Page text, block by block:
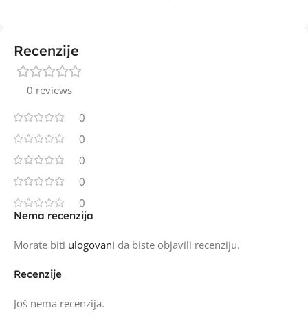
Recenzije
0 reviews
0
0
0
0
0
Recenzije
Još nema recenzija.
Nema recenzija
Morate biti ulogovani da biste objavili recenziju.